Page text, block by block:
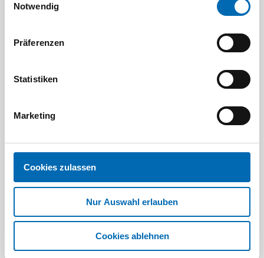
Notwendig
Präferenzen
Statistiken
Marketing
Cookies zulassen
Nur Auswahl erlauben
Cookies ablehnen
8 Ausführungen